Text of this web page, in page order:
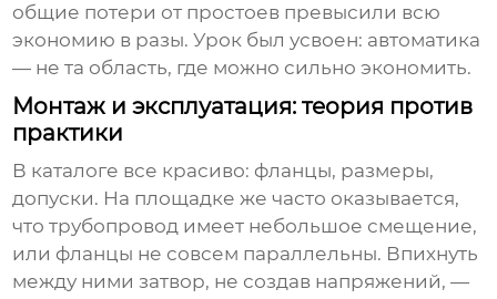
общие потери от простоев превысили всю
экономию в разы. Урок был усвоен: автоматика
— не та область, где можно сильно экономить.
Монтаж и эксплуатация: теория против
практики
В каталоге все красиво: фланцы, размеры,
допуски. На площадке же часто оказывается,
что трубопровод имеет небольшое смещение,
или фланцы не совсем параллельны. Впихнуть
между ними затвор, не создав напряжений, —